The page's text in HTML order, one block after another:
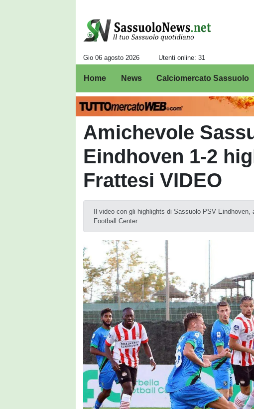
Gio 06 agosto 2026 Utenti online: 31
Home News Calciomercato Sassuolo
Amichevole
Eindhoven 1-2
Frattesi VIDEO
Il video con gli highlights di Sassuolo PSV
Football Center